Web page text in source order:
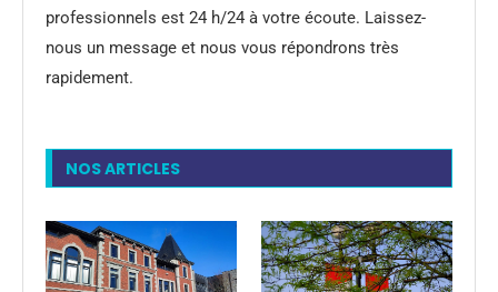
professionnels est 24 h/24 à votre écoute. Laissez-
nous un message et nous vous répondrons très
rapidement.
NOS ARTICLES